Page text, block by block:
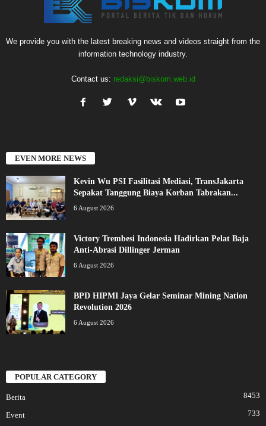
We provide you with the latest breaking news and videos straight from the
information technology industry.
Contact us: redaksi@biskom.web.id
EVEN MORE NEWS
Kevin Wu PSI Fasilitasi Mediasi, TransJakarta
Sepakat Tanggung Biaya Korban Tabrakan...
6 August 2026
Victory Trembesi Indonesia Hadirkan Pelat Baja
Anti-Abrasi Dillinger Jerman
6 August 2026
BPD HIPMI Jaya Gelar Seminar Mining Nation
Revolution 2026
6 August 2026
POPULAR CATEGORY
Berita 8453
Event 733